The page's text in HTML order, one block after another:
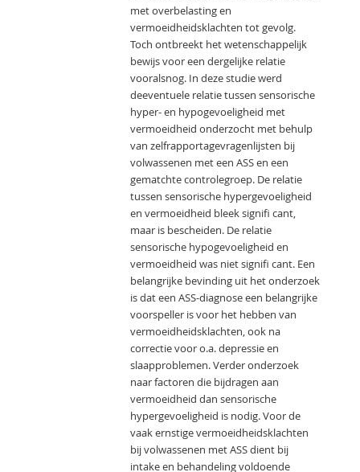
met overbelasting en
vermoeidheidsklachten tot gevolg.
Toch ontbreekt het wetenschappelijk
bewijs voor een dergelijke relatie
vooralsnog. In deze studie werd
deeventuele relatie tussen sensorische
hyper- en hypogevoeligheid met
vermoeidheid onderzocht met behulp
van zelfrapportagevragenlijsten bij
volwassenen met een ASS en een
gematchte controlegroep. De relatie
tussen sensorische hypergevoeligheid
en vermoeidheid bleek signifi cant,
maar is bescheiden. De relatie
sensorische hypogevoeligheid en
vermoeidheid was niet signifi cant. Een
belangrijke bevinding uit het onderzoek
is dat een ASS-diagnose een belangrijke
voorspeller is voor het hebben van
vermoeidheidsklachten, ook na
correctie voor o.a. depressie en
slaapproblemen. Verder onderzoek
naar factoren die bijdragen aan
vermoeidheid dan sensorische
hypergevoeligheid is nodig. Voor de
vaak ernstige vermoeidheidsklachten
bij volwassenen met ASS dient bij
intake en behandeling voldoende